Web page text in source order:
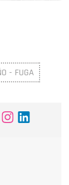
- FUGA